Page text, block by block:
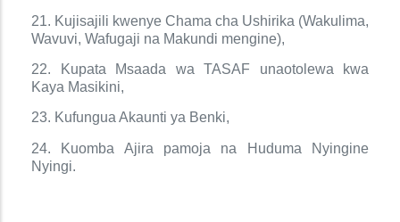
21. Kujisajili kwenye Chama cha Ushirika (Wakulima,
Wavuvi, Wafugaji na Makundi mengine),
22. Kupata Msaada wa TASAF unaotolewa kwa
Kaya Masikini,
23. Kufungua Akaunti ya Benki,
24. Kuomba Ajira pamoja na Huduma Nyingine
Nyingi.